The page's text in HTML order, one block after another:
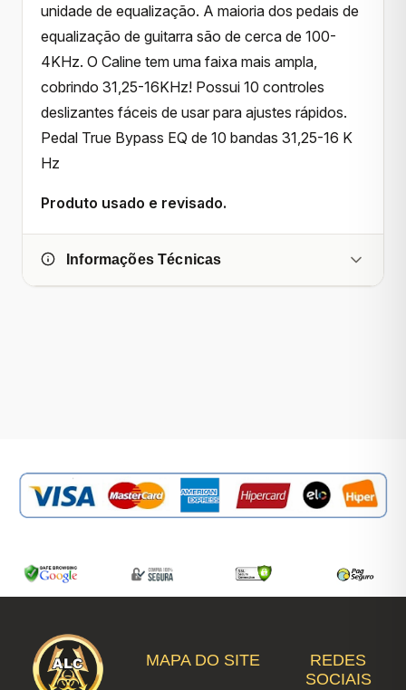
unidade de equalização. A maioria dos pedais de
equalização de guitarra são de cerca de 100-
4KHz. O Caline tem uma faixa mais ampla,
cobrindo 31,25-16KHz! Possui 10 controles
deslizantes fáceis de usar para ajustes rápidos.
Pedal True Bypass EQ de 10 bandas 31,25-16 K
Hz
Produto usado e revisado.
Informações Técnicas
MAPA DO SITE
REDES
SOCIAIS